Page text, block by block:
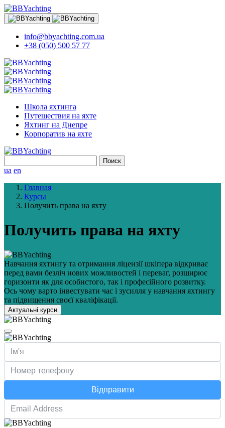
info@bbyachting.com.ua
+38 (050) 500 57 77
Школа яхтинга
Путешествия на яхте
Яхтинг на Днепре
Корпоратив на яхте
ua en
Главная
Курсы
Получить права на яхту
Получить права на яхту
Навчання яхтингу та отримання ліцензії шкіпера відкриває
перед вами безліч нових можливостей і переваг, розширює
горизонти як для особистого, так і професійного розвитку.
Ось чому варто інвестувати час і зусилля у навчання яхтингу
та підвищення своєї кваліфікації.
Актуальні курси
Відправити